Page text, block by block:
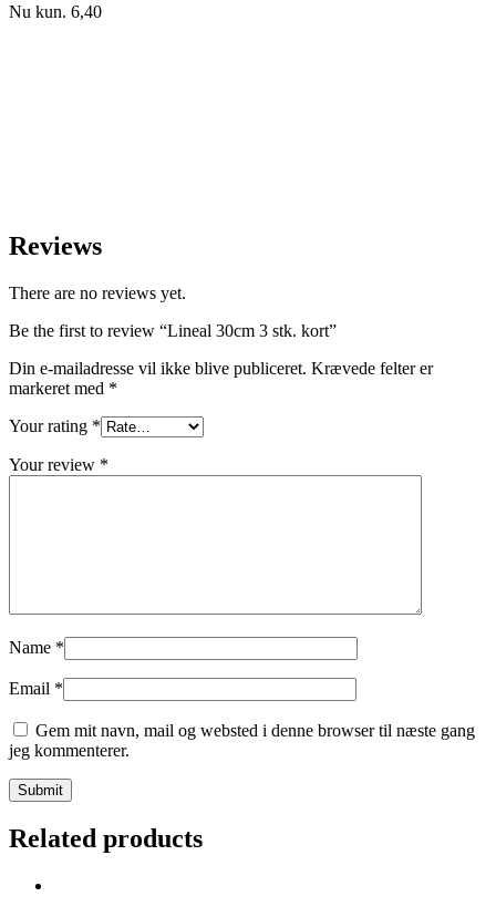
Nu kun. 6,40
Reviews
There are no reviews yet.
Be the first to review “Lineal 30cm 3 stk. kort”
Din e-mailadresse vil ikke blive publiceret. Krævede felter er
markeret med *
Your rating *
Your review *
Name *
Email *
Gem mit navn, mail og websted i denne browser til næste gang
jeg kommenterer.
Related products